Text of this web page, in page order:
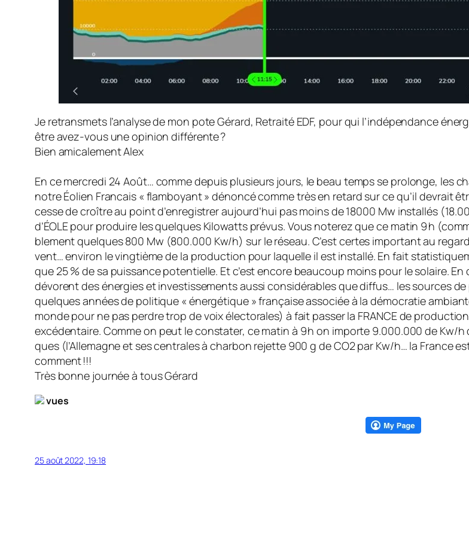
Je retransmets l’analyse de mon pote Gérard, Retraité EDF, pour qui l’indépendance
être avez-vous une opinion différente ?
Bien amicalement Alex
En ce mercredi 24 Août… comme depuis plu­sieurs jours, le beau temps se prolonge, les
notre Éolien Francais « flam­boyant » dénoncé comme très en retard sur ce qu’il devrait
cesse de croître au point d’enregistrer aujourd’hui pas moins de 18000 Mw installés
d’ÉOLE pour produire les quelques Kilowatts prévus. Vous noterez que ce matin 9 h
blement quelques 800 Mw (800.000 Kw/h) sur le réseau. C’est certes important au
vent… environ le vingtième de la production pour laquelle il est installé. En fait
que 25 % de sa puissance potentielle. Et c’est encore beaucoup moins pour le solaire.
dévorent des énergies et investisse­ments aussi considérables que diffus… les sour­ces
quelques années de politique « énergétique » française associée à la démocra­tie
monde pour ne pas per­dre trop de voix électorales) à fait passer la FRANCE de
excé­den­tai­re. Comme on peut le constater, ce matin à 9 h on importe 9.000.000 de Kw/
ques (l’Allemagne et ses centrales à charbon re­jette 900 g de CO2 par Kw/h… la France
comment !!!
Très bonne journée à tous Gérard
vues
25 août 2022, 19:18